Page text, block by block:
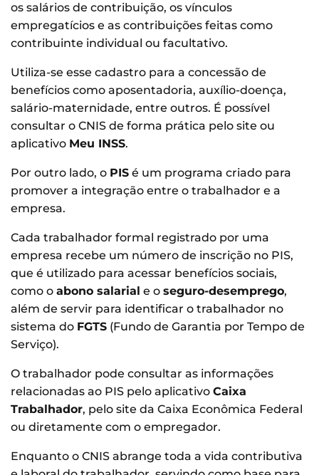
os salários de contribuição, os vínculos
empregatícios e as contribuições feitas como
contribuinte individual ou facultativo.
Utiliza-se esse cadastro para a concessão de
benefícios como aposentadoria, auxílio-doença,
salário-maternidade, entre outros. É possível
consultar o CNIS de forma prática pelo site ou
aplicativo Meu INSS.
Por outro lado, o PIS é um programa criado para
promover a integração entre o trabalhador e a
empresa.
Cada trabalhador formal registrado por uma
empresa recebe um número de inscrição no PIS,
que é utilizado para acessar benefícios sociais,
como o abono salarial e o seguro-desemprego,
além de servir para identificar o trabalhador no
sistema do FGTS (Fundo de Garantia por Tempo de
Serviço).
O trabalhador pode consultar as informações
relacionadas ao PIS pelo aplicativo Caixa
Trabalhador, pelo site da Caixa Econômica Federal
ou diretamente com o empregador.
Enquanto o CNIS abrange toda a vida contributiva